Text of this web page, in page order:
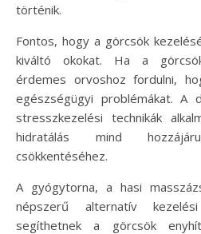
történik.
Fontos, hogy a görcsök
kiváltó okokat. Ha a
érdemes orvoshoz fordulni,
egészségügyi problémákat. A
stresszkezelési technikák
hidratálás mind
csökkentéséhez.
A gyógytorna, a hasi
népszerű alternatív
segíthetnek a görcsök